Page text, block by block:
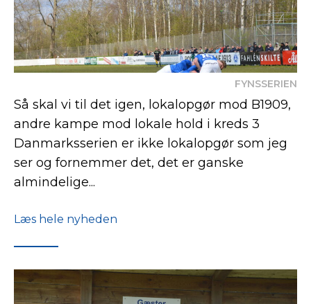
FYNSSERIEN
Så skal vi til det igen, lokalopgør mod B1909,
andre kampe mod lokale hold i kreds 3
Danmarksserien er ikke lokalopgør som jeg
ser og fornemmer det, det er ganske
almindelige...
Læs hele nyheden